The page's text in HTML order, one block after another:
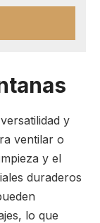
y
ventilar o
y el
duraderos
lo que